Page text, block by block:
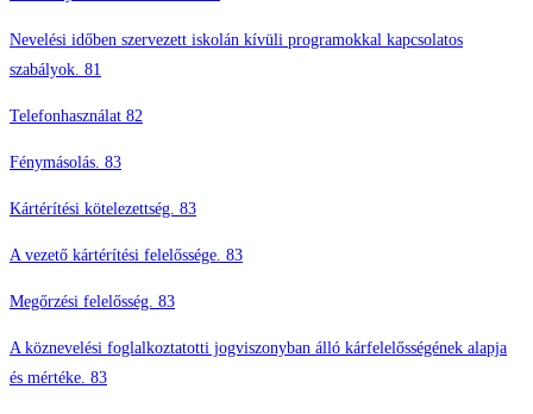
Nevelési időben szervezett iskolán kívüli programokkal kapcsolatos
szabályok. 81
Telefonhasználat 82
Fénymásolás. 83
Kártérítési kötelezettség. 83
A vezető kártérítési felelőssége. 83
Megőrzési felelősség. 83
A köznevelési foglalkoztatotti jogviszonyban álló kárfelelősségének alapja
és mértéke. 83